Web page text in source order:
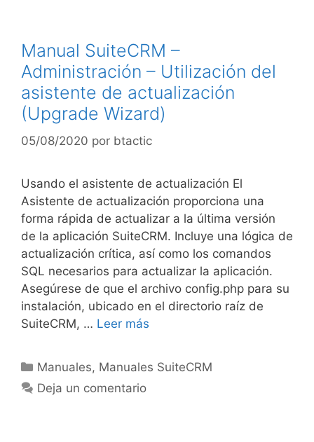
Manual SuiteCRM –
Administración – Utilización del
asistente de actualización
(Upgrade Wizard)
05/08/2020 por btactic
Usando el asistente de actualización El
Asistente de actualización proporciona una
forma rápida de actualizar a la última versión
de la aplicación SuiteCRM. Incluye una lógica de
actualización crítica, así como los comandos
SQL necesarios para actualizar la aplicación.
Asegúrese de que el archivo config.php para su
instalación, ubicado en el directorio raíz de
SuiteCRM, … Leer más
Manuales, Manuales SuiteCRM
Deja un comentario